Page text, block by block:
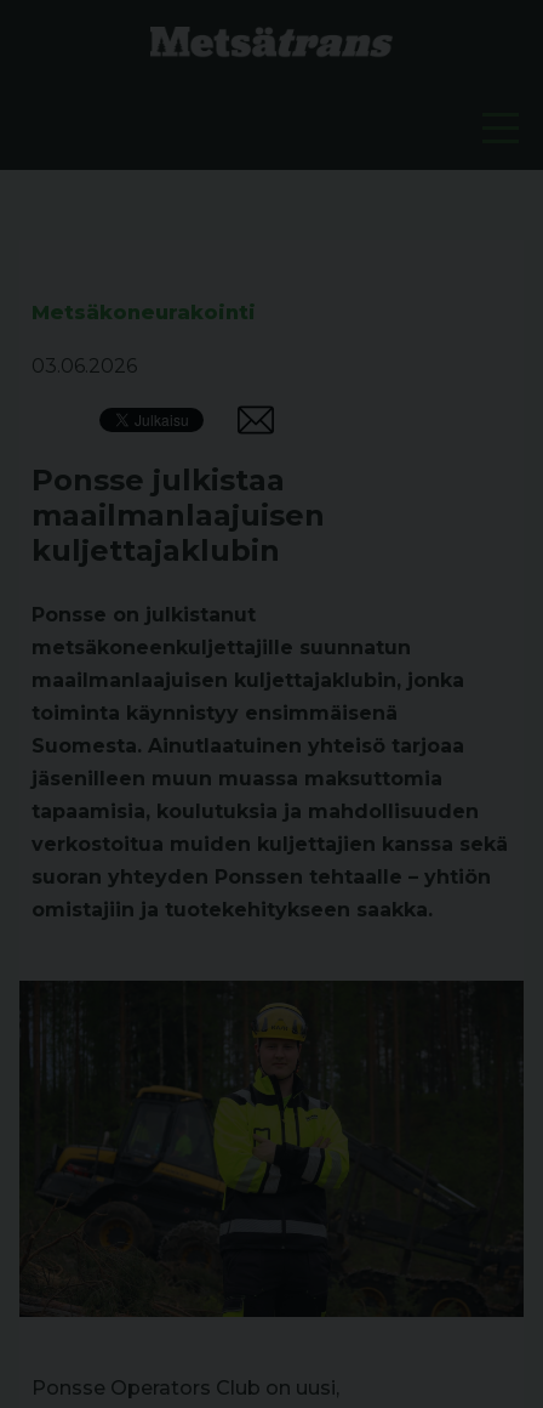
Metsäkoneurakointi
03.06.2026
Ponsse julkistaa
maailmanlaajuisen
kuljettajaklubin
Ponsse on julkistanut
metsäkoneenkuljettajille suunnatun
maailmanlaajuisen kuljettajaklubin, jonka
toiminta käynnistyy ensimmäisenä
Suomesta. Ainutlaatuinen yhteisö tarjoaa
jäsenilleen muun muassa maksuttomia
tapaamisia, koulutuksia ja mahdollisuuden
verkostoitua muiden kuljettajien kanssa sekä
suoran yhteyden Ponssen tehtaalle – yhtiön
omistajiin ja tuotekehitykseen saakka.
Ponsse Operators Club on uusi,